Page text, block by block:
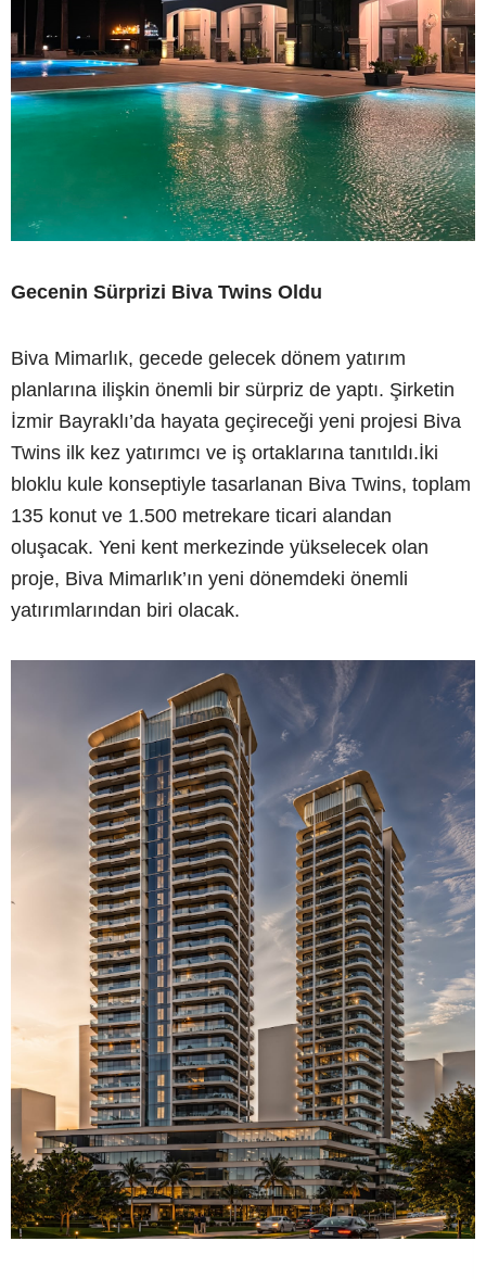
Gecenin Sürprizi Biva Twins Oldu
Biva Mimarlık, gecede gelecek dönem yatırım
planlarına ilişkin önemli bir sürpriz de yaptı. Şirketin
İzmir Bayraklı’da hayata geçireceği yeni projesi Biva
Twins ilk kez yatırımcı ve iş ortaklarına tanıtıldı.İki
bloklu kule konseptiyle tasarlanan Biva Twins, toplam
135 konut ve 1.500 metrekare ticari alandan
oluşacak. Yeni kent merkezinde yükselecek olan
proje, Biva Mimarlık’ın yeni dönemdeki önemli
yatırımlarından biri olacak.